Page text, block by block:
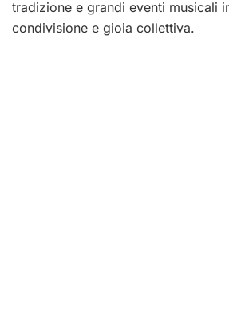
tradizione e grandi eventi musicali
condivisione e gioia collettiva.